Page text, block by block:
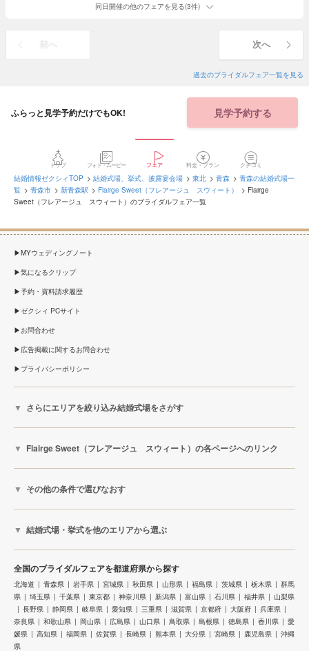
同日開催の他のフェアを見る(3件)
前へ 次へ
過去のブライダルフェア一覧を見る
ふらっと見学予約だけでもOK! 見学予約する
トップ フォト・ムービー フェア 料金・プラン クチコミ
結婚情報ゼクシィTOP 結婚式場、挙式、披露宴会場 東北 青森
青森の結婚式場一
覧
青森市 新青森駅 Flairge Sweet（フレアージュ スウィート）
Flairge
Sweet（フレアージュ スウィート）のブライダルフェア一覧
MYウェディングノート
気になるクリップ
予約・資料請求履歴
ゼクシィ PCサイト
お問合わせ
広告掲載に関するお問合わせ
プライバシーポリシー
さらにエリアを絞り込み結婚式場をさがす
Flairge Sweet（フレアージュ スウィート）の各ページへのリンク
その他の条件で選びなおす
結婚式場・挙式を他のエリアから選ぶ
全国のブライダルフェアを都道府県から探す
北海道 青森県 岩手県 宮城県 秋田県 山形県 福島県 茨城県 栃木県
群馬
県
埼玉県 千葉県 東京都 神奈川県 新潟県 富山県 石川県 福井県
山梨県
長野県
静岡県 岐阜県 愛知県 三重県 滋賀県 京都府 大阪府
兵庫県
奈良県
和歌山県 岡山県 広島県 山口県 鳥取県 島根県 徳島県 香川県
愛
媛県
高知県 福岡県 佐賀県 長崎県 熊本県 大分県 宮崎県 鹿児島県
沖縄
県